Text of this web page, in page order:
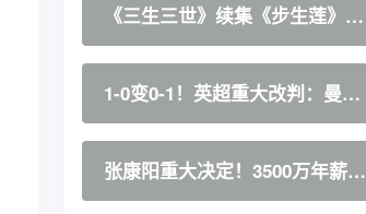
《三生三世》续集《步生莲》将
袭，看到女主后：又一个爱豆拍
戏？
1-0变0-1！英超重大改判：曼联
遭重创，索帅黑脸，孙兴慜2次
立功
张康阳重大决定！3500万年薪留
劳塔罗，本周回米兰面谈，好魄